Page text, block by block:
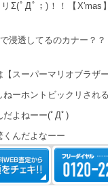
Σ(ﾟДﾟ；)！！【X'mas
浸透してるのカナー？？
スーパーマリオブラザ
ーホントビックリされ
だよねーー(ﾟДﾟ)
くんだよなーー
無いって言っても、マリ